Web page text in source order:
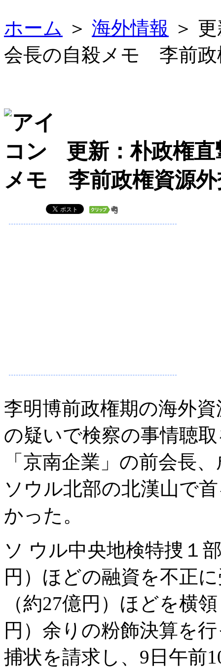
ホーム ＞ 海外情報 ＞
会長の自殺メモ 李前政
更新：朴政権
メモ 李前政権資源外
李明博前政権期の海外
の疑いで検察の事情聴
「京南企業」の前会長
ソウル北部の北漢山で
かった。
ソ ウル中央地検特捜１
円）ほどの融資を不正
（約27億円）ほどを横
円）余りの粉飾決算を
捕状を請求し、9日午前